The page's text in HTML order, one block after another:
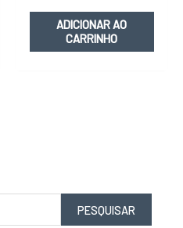
PESQUISAR
ADICIONAR AO
CARRINHO